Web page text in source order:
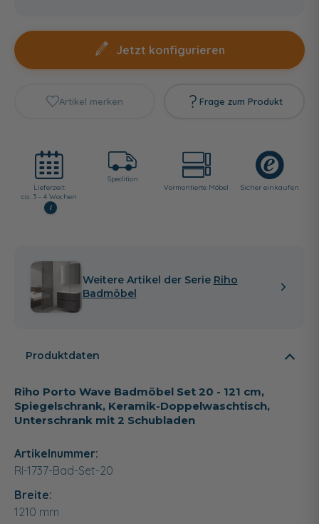
Jetzt konfigurieren
Artikel merken Frage zum Produkt
Lieferzeit:
ca. 3 - 4 Wochen
i
Spedition
Vormontierte Möbel
Sicher einkaufen
Weitere Artikel der Serie Riho
Badmöbel
Produktdaten
Riho Porto Wave Badmöbel Set 20 - 121 cm,
Spiegelschrank, Keramik-Doppelwaschtisch,
Unterschrank mit 2 Schubladen
Artikelnummer:
RI-1737-Bad-Set-20
Breite:
1210 mm